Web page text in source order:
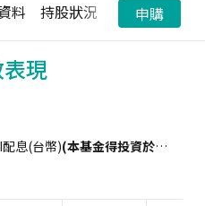
料 持股狀況 配息狀況
申購
現
息(台幣)(本基金得投資於非投資等級之高風險債券且配息來源可能為本金)